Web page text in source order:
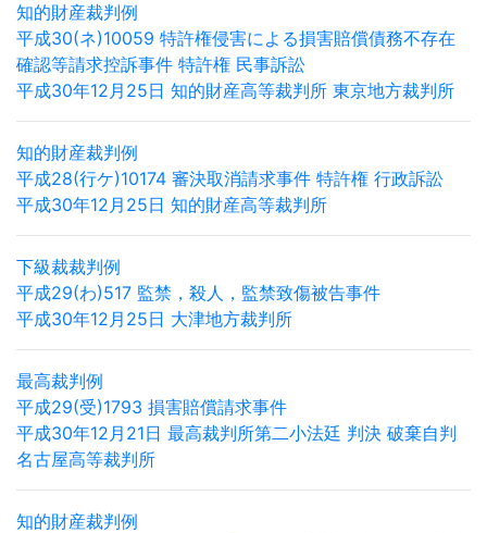
知的財産裁判例
平成30(ネ)10059 特許権侵害による損害賠償債務不存在
確認等請求控訴事件 特許権 民事訴訟
平成30年12月25日 知的財産高等裁判所 東京地方裁判所
知的財産裁判例
平成28(行ケ)10174 審決取消請求事件 特許権 行政訴訟
平成30年12月25日 知的財産高等裁判所
下級裁裁判例
平成29(わ)517 監禁，殺人，監禁致傷被告事件
平成30年12月25日 大津地方裁判所
最高裁判例
平成29(受)1793 損害賠償請求事件
平成30年12月21日 最高裁判所第二小法廷 判決 破棄自判
名古屋高等裁判所
知的財産裁判例